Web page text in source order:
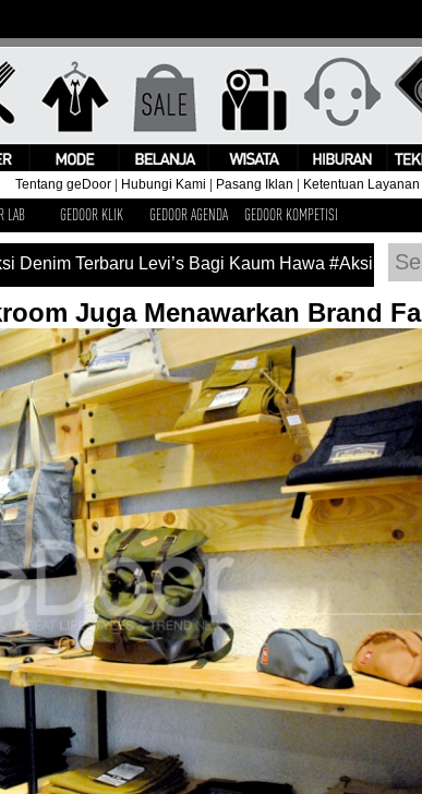
Tentang geDoor Hubungi Kami Pasang Iklan Ketentuan Layanan
LAB GEDOOR KLIK GEDOOR AGENDA GEDOOR KOMPETISI
Levi’s Bagi Kaum Hawa #Aksi Panggung
Juga Menawarkan Brand